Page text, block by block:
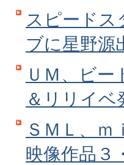
スピードス
ブに星野源
ＵＭ、ビー
＆リリイベ
ＳＭＬ、ｍ
映像作品３